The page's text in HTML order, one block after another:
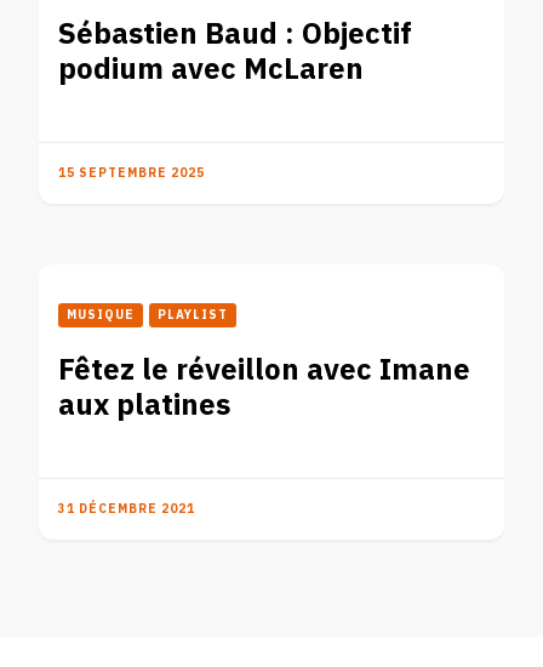
Sébastien Baud : Objectif
podium avec McLaren
15 SEPTEMBRE 2025
MUSIQUE PLAYLIST
Fêtez le réveillon avec Imane
aux platines
31 DÉCEMBRE 2021